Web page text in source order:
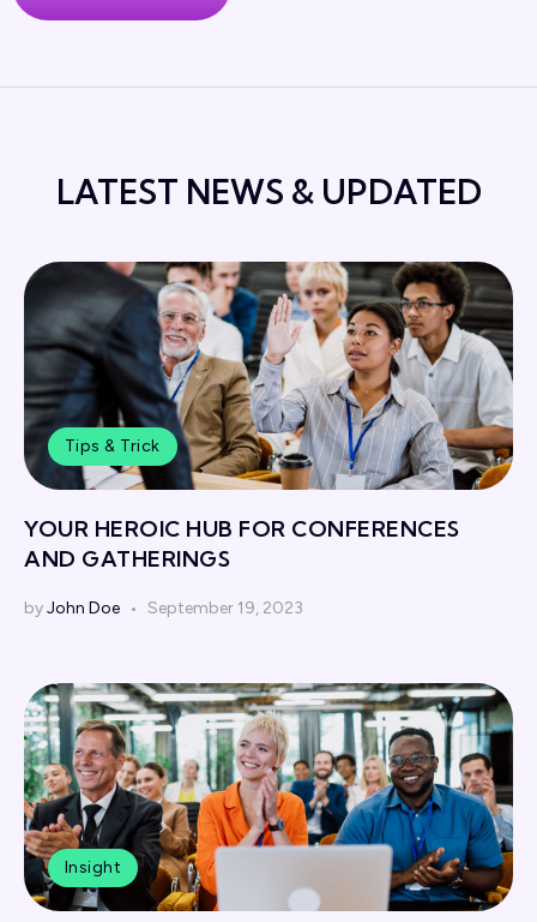
LATEST NEWS & UPDATED
Tips & Trick
YOUR HEROIC HUB FOR CONFERENCES
AND GATHERINGS
byJohn Doe September 19, 2023
Insight